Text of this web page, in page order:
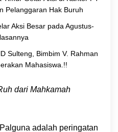
Pelanggaran Hak Buruh
Aksi Besar pada Agustus-
Sulteng, Bimbim V. Rahman
Mahasiswa.!!
dari Mahkamah
adalah peringatan